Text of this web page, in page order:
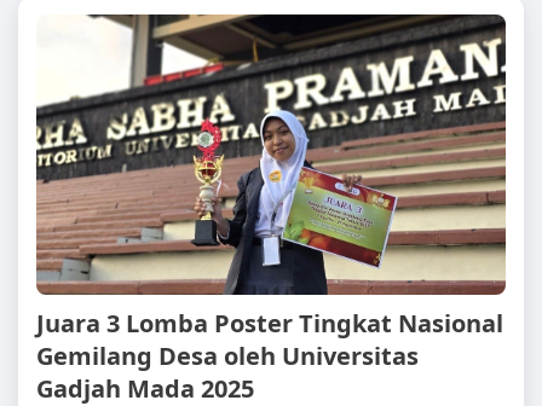
Juara 3 Lomba Poster Tingkat Nasional
Gemilang Desa oleh Universitas
Gadjah Mada 2025